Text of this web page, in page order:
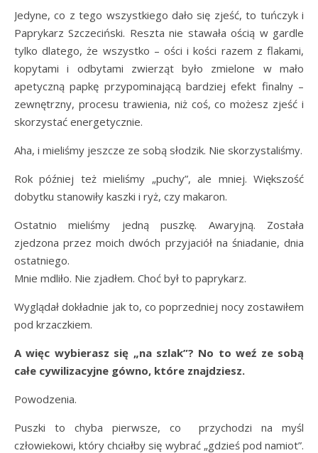
Jedyne, co z tego wszystkiego dało się zjeść, to tuńczyk i
Paprykarz Szczeciński. Reszta nie stawała ością w gardle
tylko dlatego, że wszystko – ości i kości razem z flakami,
kopytami i odbytami zwierząt było zmielone w mało
apetyczną papkę przypominającą bardziej efekt finalny –
zewnętrzny, procesu trawienia, niż coś, co możesz zjeść i
skorzystać energetycznie.
Aha, i mieliśmy jeszcze ze sobą słodzik. Nie skorzystaliśmy.
Rok później też mieliśmy „puchy”, ale mniej. Większość
dobytku stanowiły kaszki i ryż, czy makaron.
Ostatnio mieliśmy jedną puszkę. Awaryjną. Została
zjedzona przez moich dwóch przyjaciół na śniadanie, dnia
ostatniego.
Mnie mdliło. Nie zjadłem. Choć był to paprykarz.
Wyglądał dokładnie jak to, co poprzedniej nocy zostawiłem
pod krzaczkiem.
A więc wybierasz się „na szlak”? No to weź ze sobą
całe cywilizacyjne gówno, które znajdziesz.
Powodzenia.
Puszki to chyba pierwsze, co przychodzi na myśl
człowiekowi, który chciałby się wybrać „gdzieś pod namiot”.